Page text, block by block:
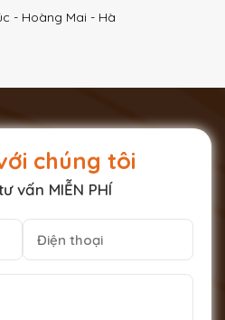
- Hoàng Mai - Hà
chúng tôi
vấn MIỄN PHÍ